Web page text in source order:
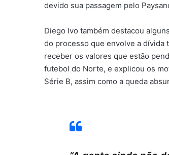
devido sua passagem pelo
Diego Ivo também destacou
do processo que envolve a dívida
receber os valores que estão
futebol do Norte, e explicou os
Série B, assim como a queda